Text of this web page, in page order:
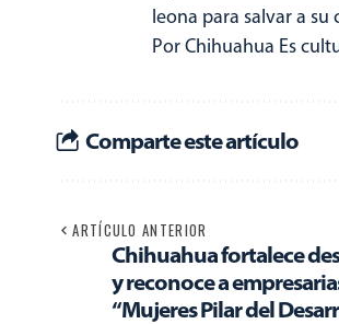
leona para salvar a su
Por Chihuahua Es
Comparte este artículo
ARTÍCULO ANTERIOR
Chihuahua fortalece
y reconoce a
“Mujeres Pilar del